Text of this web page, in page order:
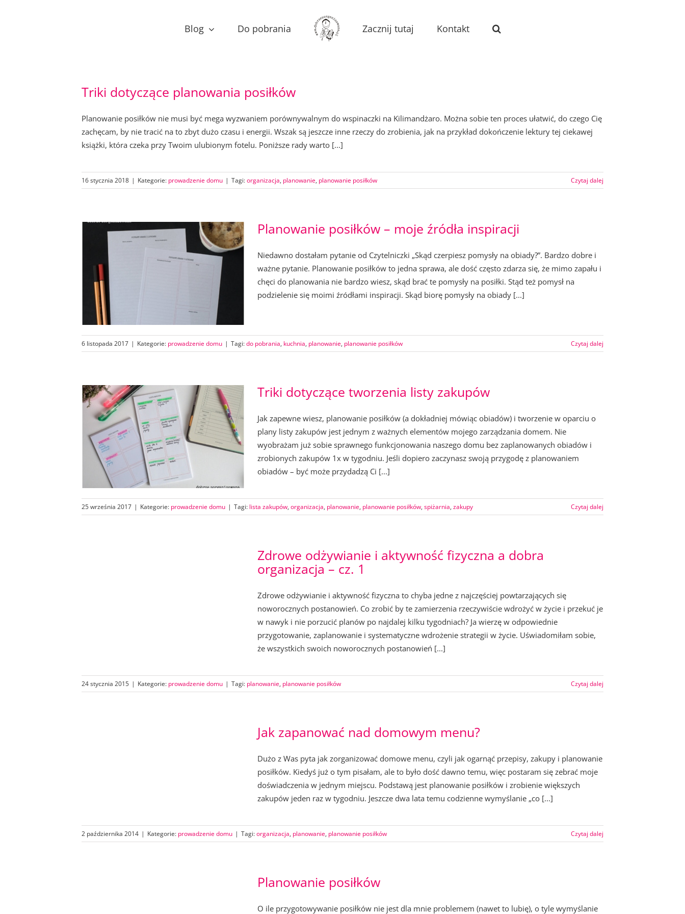
Blog Do pobrania Zacznij tutaj Kontakt
Triki dotyczące planowania posiłków
Planowanie posiłków nie musi być mega wyzwaniem porównywalnym do wspinaczki na Kilimandżaro. Można sobie ten proces ułatwić, do czego Cię
zachęcam, by nie tracić na to zbyt dużo czasu i energii. Wszak są jeszcze inne rzeczy do zrobienia, jak na przykład dokończenie lektury tej ciekawej
książki, która czeka przy Twoim ulubionym fotelu. Poniższe rady warto [...]
16 stycznia 2018 | Kategorie: prowadzenie domu | Tagi:organizacja, planowanie, planowanie posiłków Czytaj dalej
Planowanie posiłków – moje źródła inspiracji
Niedawno dostałam pytanie od Czytelniczki „Skąd czerpiesz pomysły na obiady?”. Bardzo dobre i
ważne pytanie. Planowanie posiłków to jedna sprawa, ale dość często zdarza się, że mimo zapału i
chęci do planowania nie bardzo wiesz, skąd brać te pomysły na posiłki. Stąd też pomysł na
podzielenie się moimi źródłami inspiracji. Skąd biorę pomysły na obiady [...]
6 listopada 2017 | Kategorie: prowadzenie domu | Tagi:do pobrania, kuchnia, planowanie, planowanie posiłków Czytaj dalej
Triki dotyczące tworzenia listy zakupów
Jak zapewne wiesz, planowanie posiłków (a dokładniej mówiąc obiadów) i tworzenie w oparciu o
plany listy zakupów jest jednym z ważnych elementów mojego zarządzania domem. Nie
wyobrażam już sobie sprawnego funkcjonowania naszego domu bez zaplanowanych obiadów i
zrobionych zakupów 1x w tygodniu. Jeśli dopiero zaczynasz swoją przygodę z planowaniem
obiadów – być może przydadzą Ci [...]
25 września 2017 | Kategorie: prowadzenie domu | Tagi: lista zakupów, organizacja, planowanie, planowanie posiłków, spiżarnia, zakupy Czytaj dalej
Zdrowe odżywianie i aktywność fizyczna a dobra
organizacja – cz. 1
Zdrowe odżywianie i aktywność fizyczna to chyba jedne z najczęściej powtarzających się
noworocznych postanowień. Co zrobić by te zamierzenia rzeczywiście wdrożyć w życie i przekuć je
w nawyk i nie porzucić planów po najdalej kilku tygodniach? Ja wierzę w odpowiednie
przygotowanie, zaplanowanie i systematyczne wdrożenie strategii w życie. Uświadomiłam sobie,
że wszystkich swoich noworocznych postanowień [...]
24 stycznia 2015 | Kategorie: prowadzenie domu | Tagi: planowanie, planowanie posiłków Czytaj dalej
Jak zapanować nad domowym menu?
Dużo z Was pyta jak zorganizować domowe menu, czyli jak ogarnąć przepisy, zakupy i planowanie
posiłków. Kiedyś już o tym pisałam, ale to było dość dawno temu, więc postaram się zebrać moje
doświadczenia w jednym miejscu. Podstawą jest planowanie posiłków i zrobienie większych
zakupów jeden raz w tygodniu. Jeszcze dwa lata temu codzienne wymyślanie „co [...]
2 października 2014 | Kategorie: prowadzenie domu | Tagi:organizacja, planowanie, planowanie posiłków Czytaj dalej
Planowanie posiłków
O ile przygotowywanie posiłków nie jest dla mnie problemem (nawet to lubię), o tyle wymyślanie